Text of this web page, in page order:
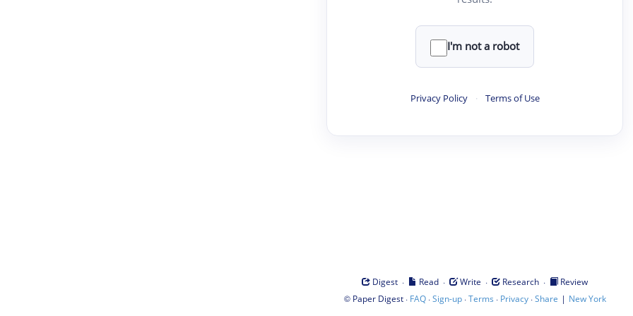
I'm not a robot
Privacy Policy · Terms of Use
Digest · Read · Write · Research ·
Review
© Paper Digest· FAQ·Sign-up·Terms · Privacy·Share | New York